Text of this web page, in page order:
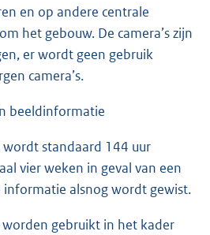
en op andere centrale
het gebouw. De camera’s zijn
er wordt geen gebruik
camera’s.
beeldinformatie
standaard 144 uur
vier weken in geval van een
informatie alsnog wordt gewist.
worden gebruikt in het kader